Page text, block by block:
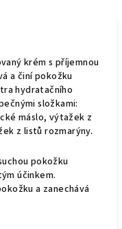
krém s příjemnou
a činí pokožku
hydratačního
složkami:
máslo, výtažek z
z listů rozmarýny.
pokožku
účinkem.
a zanechává